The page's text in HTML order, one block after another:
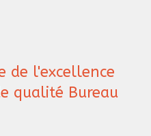
de l'excellence
qualité Bureau